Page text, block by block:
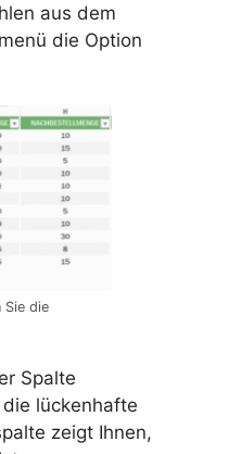
aus dem
die Option
Sie die
Spalte
lückenhafte
zeigt Ihnen,